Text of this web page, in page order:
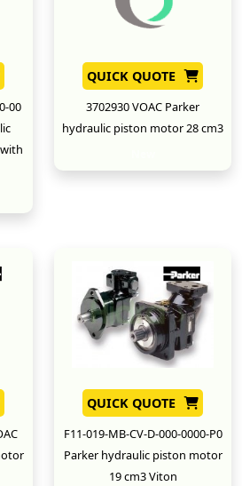
00
QUICK QUOTE
3702930 VOAC Parker
hydraulic piston motor 28 cm3
QUICK QUOTE
F11-019-MB-CV-D-000-0000-P0
Parker hydraulic piston motor
19 cm3 Viton